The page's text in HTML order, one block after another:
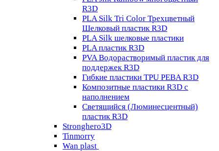
R3D
PLA Silk Tri Color Трехцветный
Шелковый пластик R3D
PLA Silk шелковые пластики
PLA пластик R3D
PVA Водорастворимый пластик для
поддержек R3D
Гибкие пластики TPU PEBA R3D
Композитные пластики R3D с
наполнением
Светящийся (Люминесцентный)
пластик R3D
Stronghero3D
Tinmorry
Wan plast